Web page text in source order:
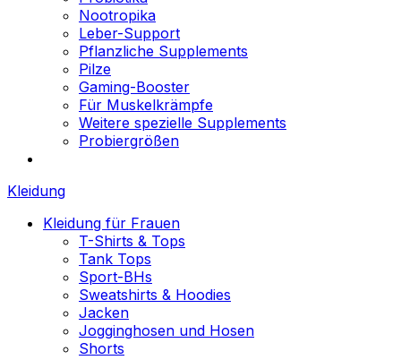
Nootropika
Leber-Support
Pflanzliche Supplements
Pilze
Gaming-Booster
Für Muskelkrämpfe
Weitere spezielle Supplements
Probiergrößen
Kleidung
Kleidung für Frauen
T-Shirts & Tops
Tank Tops
Sport-BHs
Sweatshirts & Hoodies
Jacken
Jogginghosen und Hosen
Shorts